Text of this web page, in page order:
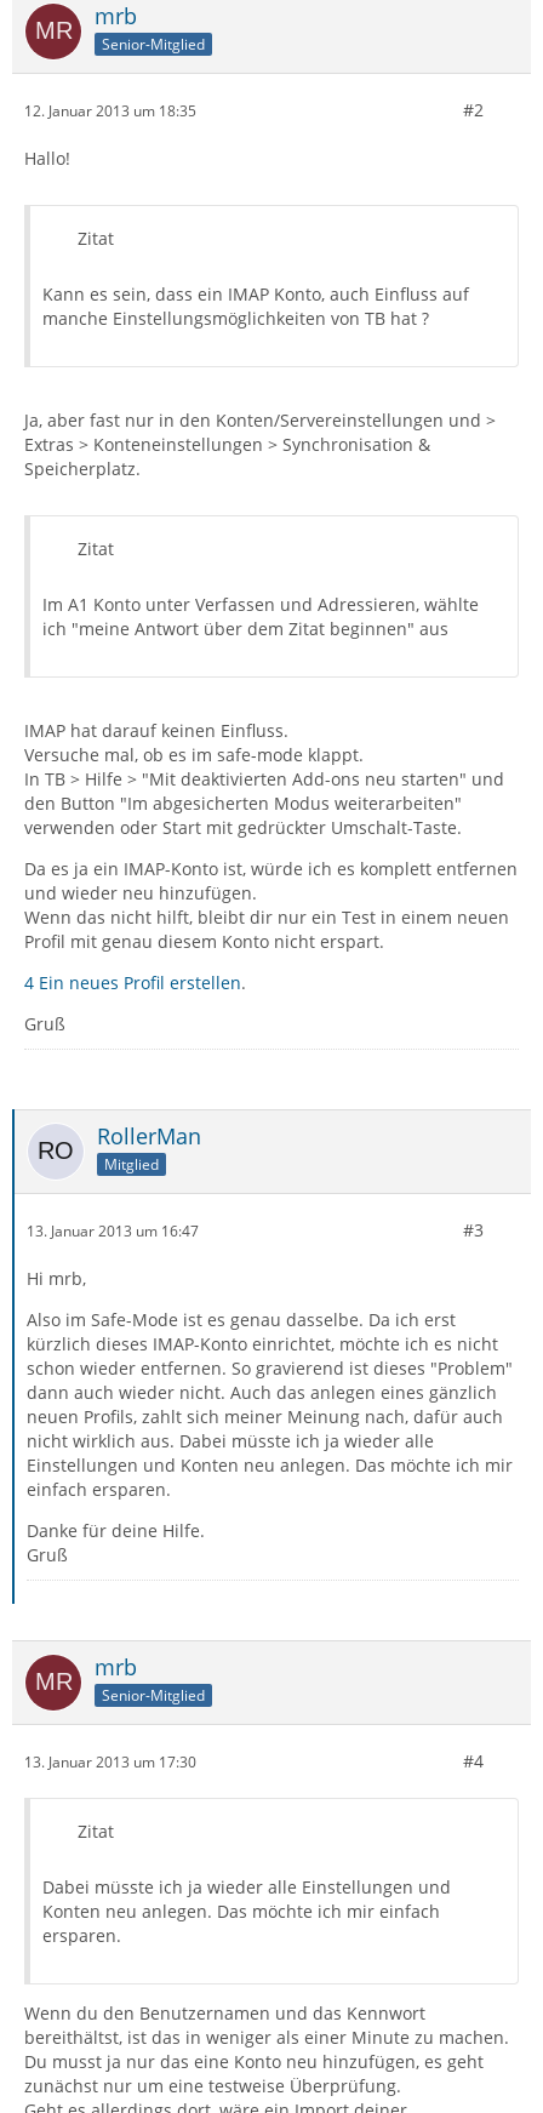
mrb
Senior-Mitglied
12. Januar 2013 um 18:35 #2
Hallo!
Zitat
Kann es sein, dass ein IMAP Konto, auch Einfluss auf
manche Einstellungsmöglichkeiten von TB hat ?
Ja, aber fast nur in den Konten/Servereinstellungen und >
Extras > Konteneinstellungen > Synchronisation &
Speicherplatz.
Zitat
Im A1 Konto unter Verfassen und Adressieren, wählte
ich "meine Antwort über dem Zitat beginnen" aus
IMAP hat darauf keinen Einfluss.
Versuche mal, ob es im safe-mode klappt.
In TB > Hilfe > "Mit deaktivierten Add-ons neu starten" und
den Button "Im abgesicherten Modus weiterarbeiten"
verwenden oder Start mit gedrückter Umschalt-Taste.
Da es ja ein IMAP-Konto ist, würde ich es komplett entfernen
und wieder neu hinzufügen.
Wenn das nicht hilft, bleibt dir nur ein Test in einem neuen
Profil mit genau diesem Konto nicht erspart.
4 Ein neues Profil erstellen.
Gruß
RollerMan
Mitglied
13. Januar 2013 um 16:47 #3
Hi mrb,
Also im Safe-Mode ist es genau dasselbe. Da ich erst
kürzlich dieses IMAP-Konto einrichtet, möchte ich es nicht
schon wieder entfernen. So gravierend ist dieses "Problem"
dann auch wieder nicht. Auch das anlegen eines gänzlich
neuen Profils, zahlt sich meiner Meinung nach, dafür auch
nicht wirklich aus. Dabei müsste ich ja wieder alle
Einstellungen und Konten neu anlegen. Das möchte ich mir
einfach ersparen.
Danke für deine Hilfe.
Gruß
mrb
Senior-Mitglied
13. Januar 2013 um 17:30 #4
Zitat
Dabei müsste ich ja wieder alle Einstellungen und
Konten neu anlegen. Das möchte ich mir einfach
ersparen.
Wenn du den Benutzernamen und das Kennwort
bereithältst, ist das in weniger als einer Minute zu machen.
Du musst ja nur das eine Konto neu hinzufügen, es geht
zunächst nur um eine testweise Überprüfung.